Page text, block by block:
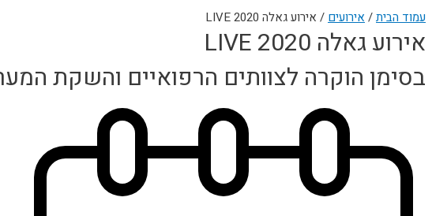
עמוד הבית/ אירועים / אירוע גאלה LIVE 2020
אירוע גאלה LIVE 2020
בסימן הוקרה לצוותים הרפואיים והשקת